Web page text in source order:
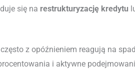
się na restrukturyzację kredytu
z opóźnieniem reagują na
i aktywne